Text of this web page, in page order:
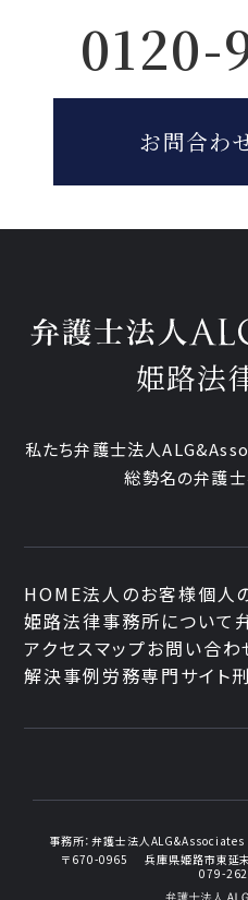
0120-
お問合わ
姫路法
私たち弁護士法人
総勢名の弁護
HOME法人のお客様個人
姫路法律事務所について
アクセスマップお問い合わ
解決事例労務専門サイト
事務所：弁護士法人ALG&Associates
〒670-0965
兵庫県姫路市東延
079-